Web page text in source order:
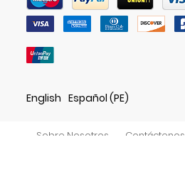
English Español (PE)
Sobre Nosotros Contáctenos